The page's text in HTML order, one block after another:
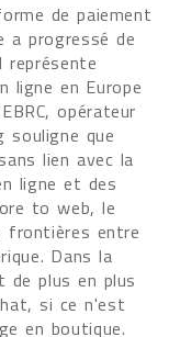
de paiement
a progressé de
représente
ligne en Europe
opérateur
souligne que
lien avec la
ligne et des
to web, le
frontières entre
Dans la
de plus en plus
si ce n'est
en boutique.